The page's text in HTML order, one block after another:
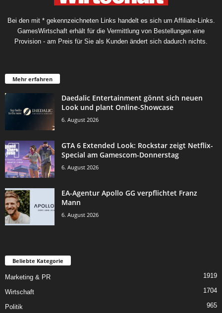
Bei den mit * gekennzeichneten Links handelt es sich um Affiliate-Links.
GamesWirtschaft erhält für die Vermittlung von Bestellungen eine
Provision - am Preis für Sie als Kunden ändert sich dadurch nichts.
Mehr erfahren
Daedalic Entertainment gönnt sich neuen
Look und plant Online-Showcase
6. August 2026
GTA 6 Extended Look: Rockstar zeigt Netflix-
Special am Gamescom-Donnerstag
6. August 2026
EA-Agentur Apollo GG verpflichtet Franz
Mann
6. August 2026
Beliebte Kategorie
Marketing & PR 1919
Wirtschaft 1704
Politik 965